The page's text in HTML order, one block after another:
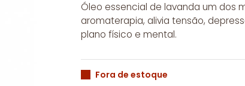
Óleo essencial de lavanda um dos
aromaterapia, alivia tensão,
plano físico e mental.
Fora de estoque